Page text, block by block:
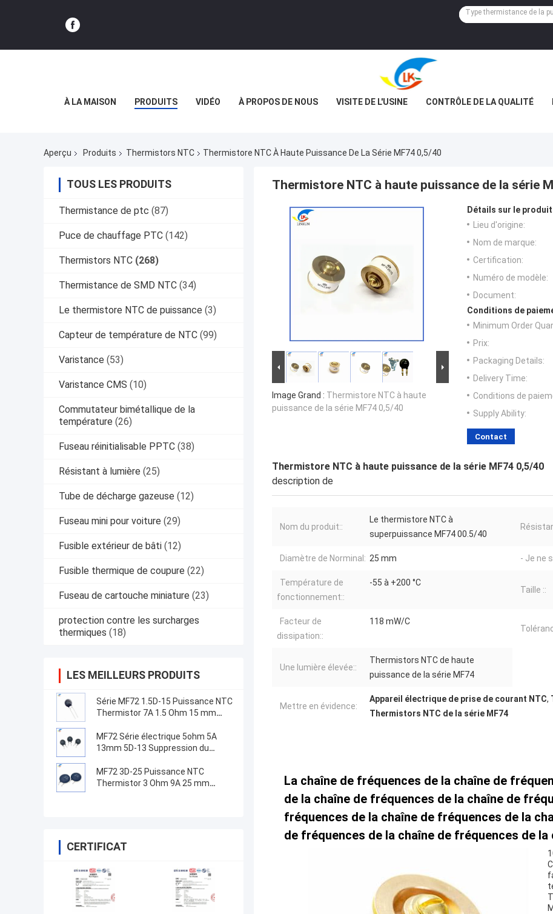
À LA MAISON PRODUITS VIDÉO À PROPOS DE NOUS VISITE DE L'USINE CONTRÔLE DE LA QUALITÉ
Aperçu Produits Thermistors NTC Thermistore NTC À Haute Puissance De La Série MF74 0,5/40
TOUS LES PRODUITS
Thermistance de ptc (87)
Puce de chauffage PTC (142)
Thermistors NTC (268)
Thermistance de SMD NTC (34)
Le thermistore NTC de puissance (3)
Capteur de température de NTC (99)
Varistance (53)
Varistance CMS (10)
Commutateur bimétallique de la
température (26)
Fuseau réinitialisable PPTC (38)
Résistant à lumière (25)
Tube de décharge gazeuse (12)
Fuseau mini pour voiture (29)
Fusible extérieur de bâti (12)
Fusible thermique de coupure (22)
Fuseau de cartouche miniature (23)
protection contre les surcharges
thermiques (18)
LES MEILLEURS PRODUITS
Série MF72 1.5D-15 Puissance NTC
Thermistor 7A 1.5 Ohm 15 mm
l'alimentation électrique
MF72 Série électrique 5ohm 5A
13mm 5D-13 Suppression du
Thermistors pour équipement
d'alimentation
MF72 3D-25 Puissance NTC
Thermistor 3 Ohm 9A 25 mm
CERTIFICAT
Thermistore NTC à haute puissance de la série
Image Grand : Thermistore NTC à haute
puissance de la série MF74 0,5/40
Détails sur le
Lieu d'origine:
Nom de marque:
Certification:
Numéro de modèle:
Document:
Conditions de
Minimum Order
Prix:
Packaging Details:
Delivery Time:
Conditions de
Supply Ability:
Contact
Thermistore NTC à haute puissance de la série MF74 0,5/40
description de
Nom du produit::
Le thermistore NTC à
superpuissance MF74 00.5/40
Diamètre de Norminal: 25 mm - Je ne
Température de
fonctionnement::
-55 à +200 °C
Taille ::
Facteur de
dissipation::
118 mW/C
Une lumière élevée::
Thermistors NTC de haute
puissance de la série MF74
Mettre en évidence:
Appareil électrique de prise de courant NTC,
Thermistors NTC de la série MF74
La chaîne de fréquences de la chaîne de
de la chaîne de fréquences de la chaîne de
fréquences de la chaîne de fréquences de la
de fréquences de la chaîne de fréquences de